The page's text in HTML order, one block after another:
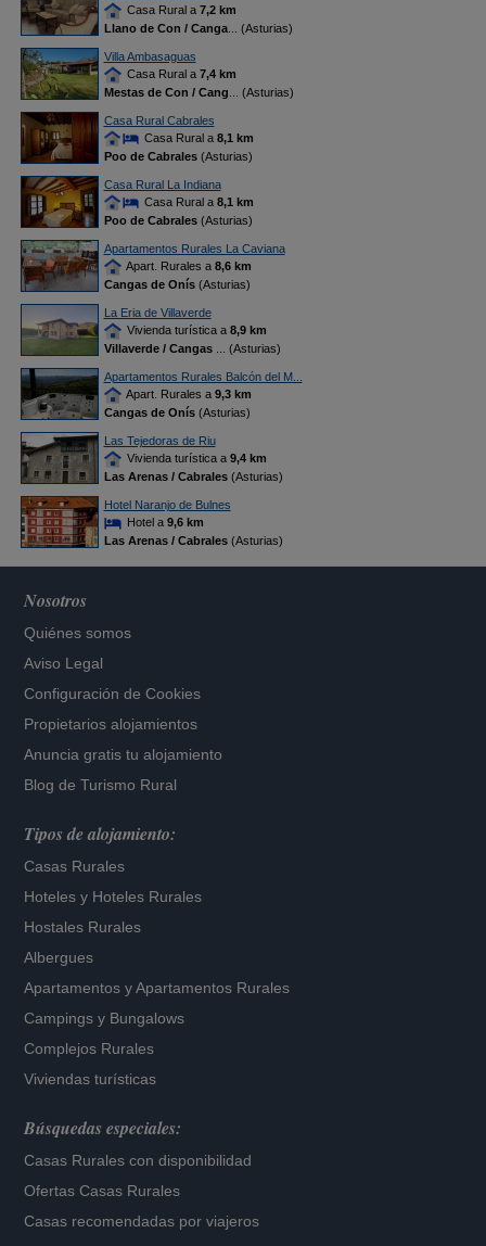
Casa Rural a 7,2 km
Llano de Con / Canga... (Asturias)
Villa Ambasaguas
Casa Rural a 7,4 km
Mestas de Con / Cang ... (Asturias)
Casa Rural Cabrales
Casa Rural a 8,1 km
Poo de Cabrales(Asturias)
Casa Rural La Indiana
Casa Rural a 8,1 km
Poo de Cabrales(Asturias)
Apartamentos Rurales La Caviana
Apart. Rurales a 8,6 km
Cangas de Onís(Asturias)
La Eria de Villaverde
Vivienda turística a 8,9 km
Villaverde / Cangas
... (Asturias)
Apartamentos Rurales Balcón del M...
Apart. Rurales a 9,3 km
Cangas de Onís(Asturias)
Las Tejedoras de Riu
Vivienda turística a 9,4 km
Las Arenas / Cabrales(Asturias)
Hotel Naranjo de Bulnes
Hotel a 9,6 km
Las Arenas / Cabrales(Asturias)
Nosotros
Quiénes somos
Aviso Legal
Configuración de Cookies
Propietarios alojamientos
Anuncia gratis tu alojamiento
Blog de Turismo Rural
Tipos de alojamiento:
Casas Rurales
Hoteles y Hoteles Rurales
Hostales Rurales
Albergues
Apartamentos yApartamentos Rurales
Campings y Bungalows
Complejos Rurales
Viviendas turísticas
Búsquedas especiales:
Casas Rurales con disponibilidad
Ofertas Casas Rurales
Casas recomendadas por viajeros